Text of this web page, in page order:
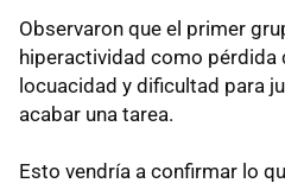
Observaron que el primer
hiperactividad como pérdida
locuacidad y dificultad para
acabar una tarea.
Esto vendría a confirmar lo